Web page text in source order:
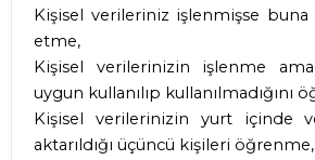
Kişisel verileriniz işlenmişse
etme,
Kişisel verilerinizin işlenme
uygun kullanılıp kullanılmadığını
Kişisel verilerinizin yurt içinde
aktarıldığı üçüncü kişileri öğrenme,